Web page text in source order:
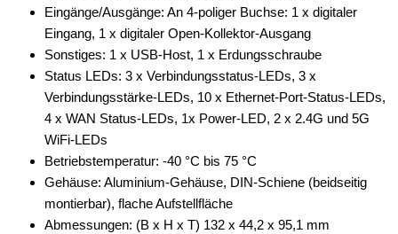
Eingänge/Ausgänge: An 4-poliger Buchse: 1 x digitaler
Eingang, 1 x digitaler Open-Kollektor-Ausgang
Sonstiges: 1 x USB-Host, 1 x Erdungsschraube
Status LEDs: 3 x Verbindungsstatus-LEDs, 3 x
Verbindungsstärke-LEDs, 10 x Ethernet-Port-Status-LEDs,
4 x WAN Status-LEDs, 1x Power-LED, 2 x 2.4G und 5G
WiFi-LEDs
Betriebstemperatur: -40 °C bis 75 °C
Gehäuse: Aluminium-Gehäuse, DIN-Schiene (beidseitig
montierbar), flache Aufstellfläche
Abmessungen: (B x H x T) 132 x 44,2 x 95,1 mm